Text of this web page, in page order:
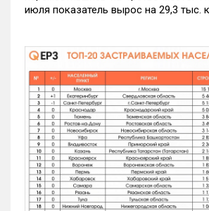
июля показатель вырос на 29,3 тыс.